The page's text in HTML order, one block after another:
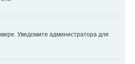
Уведомите администратора для